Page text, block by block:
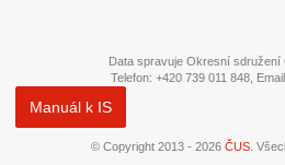
Data spravuje Okresní sdružení
Telefon: +420 739 011 848,
Manuál k IS
© Copyright 2013 - 2026 ČUS.